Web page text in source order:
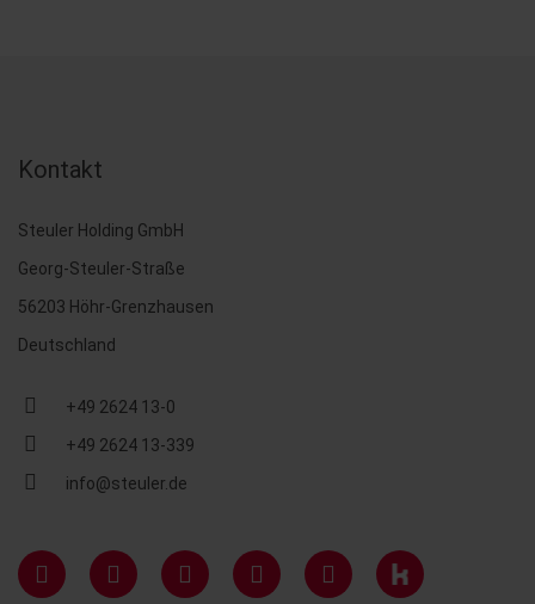
Kontakt
Steuler Holding GmbH
Georg-Steuler-Straße
56203 Höhr-Grenzhausen
Deutschland
+49 2624 13-0
+49 2624 13-339
info@steuler.de